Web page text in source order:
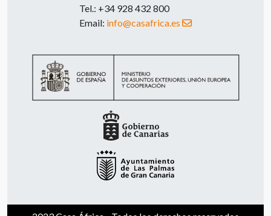
Tel.: +34 928 432 800
Email: info@casafrica.es